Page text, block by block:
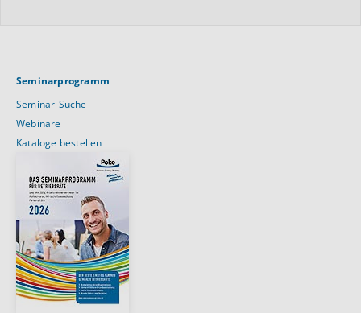
Seminarprogramm
Seminar-Suche
Webinare
Kataloge bestellen